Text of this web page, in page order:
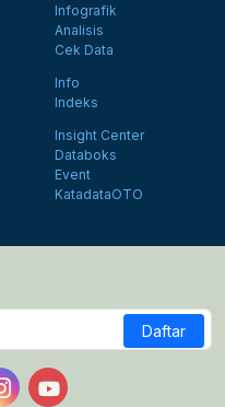
Infografik
Analisis
Cek Data
Info
Indeks
Insight Center
Databoks
Event
KatadataOTO
Daftar
Facebook
us on X
Follow us on Instagram
Follow us on